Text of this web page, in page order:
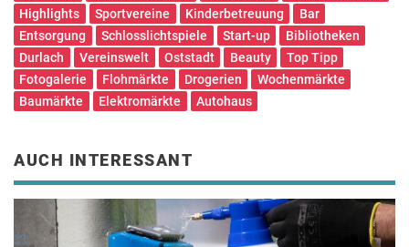
Highlights
Sportvereine Kinderbetreuung
Bar
Entsorgung
Schlosslichtspiele Start-up
Bibliotheken
Durlach
Vereinswelt Oststadt Beauty
Top Tipp
Fotogalerie
Flohmärkte Drogerien
Wochenmärkte
Baumärkte
Elektromärkte Autohaus
AUCH INTERESSANT